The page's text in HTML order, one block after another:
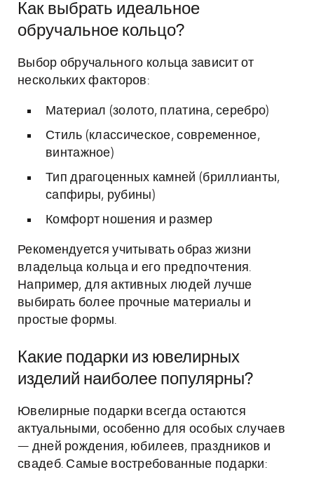
Как выбрать идеальное
обручальное кольцо?
Выбор обручального кольца зависит от
нескольких факторов:
Материал (золото, платина, серебро)
Стиль (классическое, современное,
винтажное)
Тип драгоценных камней (бриллианты,
сапфиры, рубины)
Комфорт ношения и размер
Рекомендуется учитывать образ жизни
владельца кольца и его предпочтения.
Например, для активных людей лучше
выбирать более прочные материалы и
простые формы.
Какие подарки из ювелирных
изделий наиболее популярны?
Ювелирные подарки всегда остаются
актуальными, особенно для особых случаев
— дней рождения, юбилеев, праздников и
свадеб. Самые востребованные подарки: